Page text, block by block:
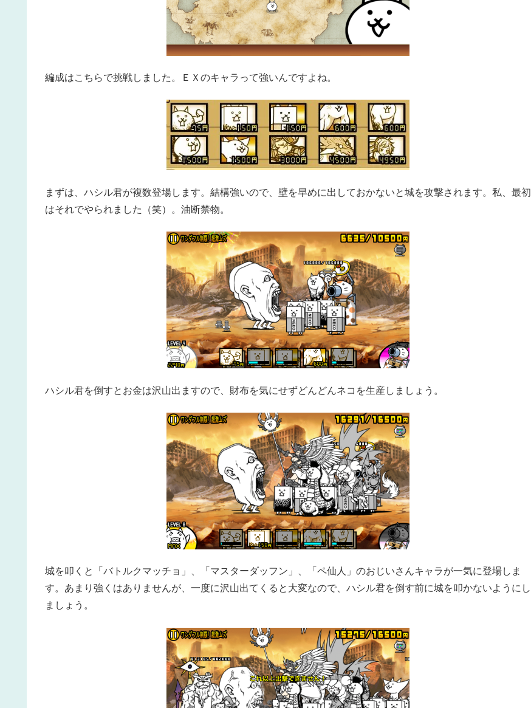
編成はこちらで挑戦しました。ＥＸのキャラって強いんですよね。
まずは、ハシル君が複数登場します。結構強いので、壁を早めに出しておかないと城を攻撃されます。私、最初
はそれでやられました（笑）。油断禁物。
ハシル君を倒すとお金は沢山出ますので、財布を気にせずどんどんネコを生産しましょう。
城を叩くと「バトルクマッチョ」、「マスターダッフン」、「ペ仙人」のおじいさんキャラが一気に登場しま
す。あまり強くはありませんが、一度に沢山出てくると大変なので、ハシル君を倒す前に城を叩かないようにし
ましょう。